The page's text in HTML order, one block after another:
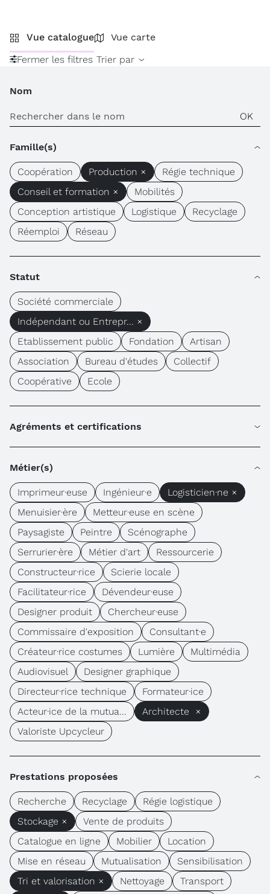
Vue catalogue
Vue carte
Fermer les filtres Trier par
Nom
Famille(s)
Coopération Production ×
Régie technique
Conseil et formation ×
Mobilités
Conception artistique
Logistique
Recyclage
Réemploi
Réseau
Statut
Société commerciale
Indépendant ou Entrepr... ×
Etablissement public
Fondation
Artisan
Association
Bureau d'études
Collectif
Coopérative
Ecole
Agréments et certifications
Métier(s)
Imprimeur·euse Ingénieur·e
Logisticien·ne ×
Menuisier·ère
Metteur·euse en scène
Paysagiste
Peintre
Scénographe
Serrurier·ère
Métier d'art
Ressourcerie
Constructeur·rice
Scierie locale
Facilitateur·rice
Dévendeur·euse
Designer produit
Chercheur·euse
Commissaire d'exposition
Consultant·e
Créateur·rice costumes
Lumière
Multimédia
Audiovisuel
Designer graphique
Directeur·rice technique
Formateur·ice
Acteur·ice de la mutua...
Architecte ×
Valoriste Upcycleur
Prestations proposées
Recherche Recyclage
Régie logistique
Stockage ×
Vente de produits
Catalogue en ligne
Mobilier
Location
Mise en réseau
Mutualisation
Sensibilisation
Tri et valorisation ×
Nettoyage Transport